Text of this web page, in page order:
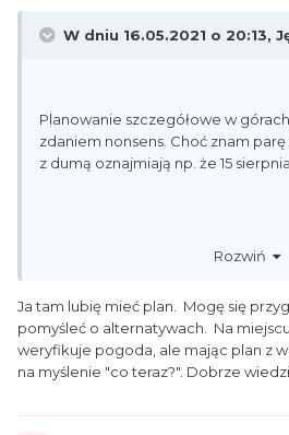
W dniu 16.05.2021 o 20:13,
Planowanie szczegółowe w
zdaniem nonsens. Choć znam
z dumą oznajmiają np. że 15
Rozwiń
Ja tam lubię mieć plan. Mogę się
pomyśleć o alternatywach. Na
weryfikuje pogoda, ale mając plan z
na myślenie "co teraz?". Dobrze